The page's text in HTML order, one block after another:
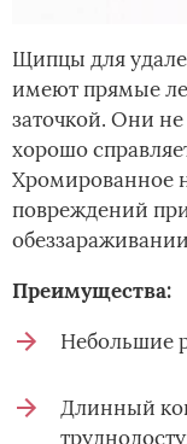
Щипцы для
имеют прямые
заточкой. Они
хорошо
Хромированное
повреждений
Преимущества:
Небольшие
Длинный